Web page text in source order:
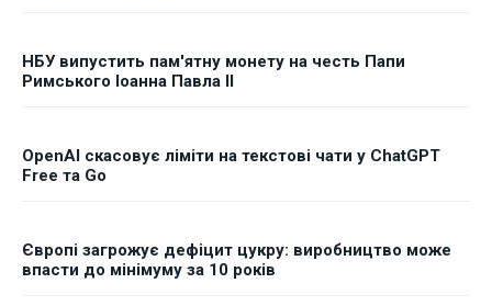
НБУ випустить пам'ятну монету на честь Папи
Римського Іоанна Павла II
OpenAI скасовує ліміти на текстові чати у ChatGPT
Free та Go
Європі загрожує дефіцит цукру: виробництво може
впасти до мінімуму за 10 років